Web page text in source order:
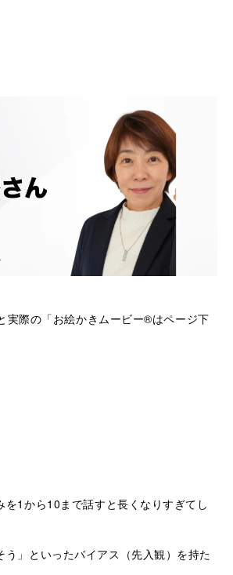
実際の「お絵かきムービー®はページ下
を1から10まで話すと長くなりすぎてし
う」といったバイアス（先入観）を持た